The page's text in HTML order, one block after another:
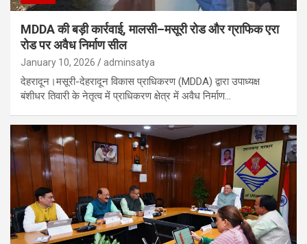
MDDA की बड़ी कार्रवाई, मालसी–मसूरी रोड और ग्राफिक एरा
रोड पर अवैध निर्माण सील
January 10, 2026 adminsatya
देहरादून।मसूरी-देहरादून विकास प्राधिकरण (MDDA) द्वारा उपाध्यक्ष
बंशीधर तिवारी के नेतृत्व में प्राधिकरण क्षेत्र में अवैध निर्माण…